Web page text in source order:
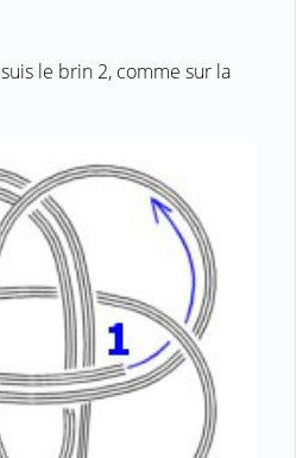
le brin 2, comme sur la